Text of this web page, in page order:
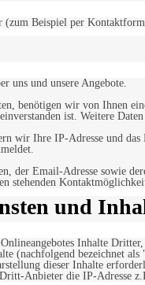
Beispiel per
uns und unsere Angebote.
benötigen wir von Ihnen
ist. Weitere
wir Ihre IP-Adresse und
der Email-Adresse sowie
stehenden
und
Inhalte
(nachfolgend bezeichnet
dieser Inhalte
Anbieter die IP-Adresse